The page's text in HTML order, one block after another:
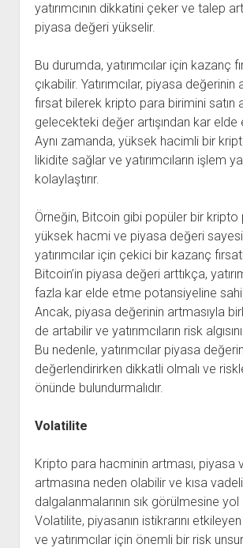
yatırımcının dikkatini çeker ve talep
piyasa değeri yükselir.
Bu durumda, yatırımcılar için kazanç
çıkabilir. Yatırımcılar, piyasa değerinin
fırsat bilerek kripto para birimini satın
gelecekteki değer artışından kar elde
Aynı zamanda, yüksek hacimli bir
likidite sağlar ve yatırımcıların işlem
kolaylaştırır.
Örneğin, Bitcoin gibi popüler bir kripto
yüksek hacmi ve piyasa değeri
yatırımcılar için çekici bir kazanç
Bitcoin’in piyasa değeri arttıkça,
fazla kar elde etme potansiyeline
Ancak, piyasa değerinin artmasıyla
de artabilir ve yatırımcıların risk
Bu nedenle, yatırımcılar piyasa
değerlendirirken dikkatli olmalı ve
önünde bulundurmalıdır.
Volatilite
Kripto para hacminin artması, piyasa
artmasına neden olabilir ve kısa
dalgalanmalarının sık görülmesine
Volatilite, piyasanın istikrarını
ve yatırımcılar için önemli bir risk